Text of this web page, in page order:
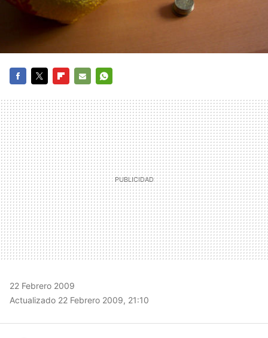
MAIL
22 Febrero 2009
Actualizado 22 Febrero 2009, 21:10